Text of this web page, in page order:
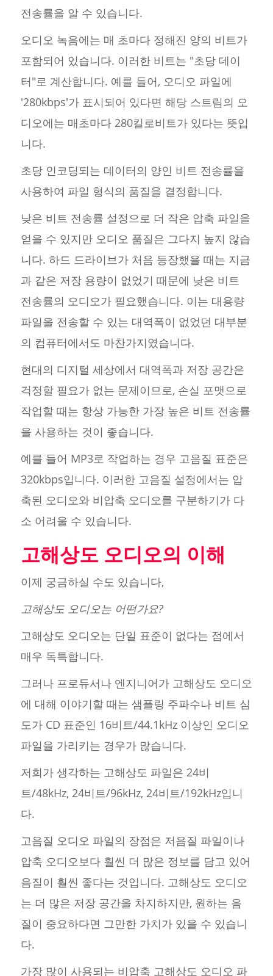
전송률을 알 수 있습니다.
오디오 녹음에는 매 초마다 정해진 양의 비트가
포함되어 있습니다. 이러한 비트는 "초당 데이
터"로 계산합니다. 예를 들어, 오디오 파일에
'280kbps'가 표시되어 있다면 해당 스트림의 오
디오에는 매초마다 280킬로비트가 있다는 뜻입
니다.
초당 인코딩되는 데이터의 양인 비트 전송률을
사용하여 파일 형식의 품질을 결정합니다.
낮은 비트 전송률 설정으로 더 작은 압축 파일을
얻을 수 있지만 오디오 품질은 그다지 높지 않습
니다. 하드 드라이브가 처음 등장했을 때는 지금
과 같은 저장 용량이 없었기 때문에 낮은 비트
전송률의 오디오가 필요했습니다. 이는 대용량
파일을 전송할 수 있는 대역폭이 없었던 대부분
의 컴퓨터에서도 마찬가지였습니다.
현대의 디지털 세상에서 대역폭과 저장 공간은
걱정할 필요가 없는 문제이므로, 손실 포맷으로
작업할 때는 항상 가능한 가장 높은 비트 전송률
을 사용하는 것이 좋습니다.
예를 들어 MP3로 작업하는 경우 고음질 표준은
320kbps입니다. 이러한 고음질 설정에서는 압
축된 오디오와 비압축 오디오를 구분하기가 다
소 어려울 수 있습니다.
고해상도 오디오의 이해
이제 궁금하실 수도 있습니다,
고해상도 오디오는 어떤가요?
고해상도 오디오는 단일 표준이 없다는 점에서
매우 독특합니다.
그러나 프로듀서나 엔지니어가 고해상도 오디오
에 대해 이야기할 때는 샘플링 주파수나 비트 심
도가 CD 표준인 16비트/44.1kHz 이상인 오디오
파일을 가리키는 경우가 많습니다.
저희가 생각하는 고해상도 파일은 24비
트/48kHz, 24비트/96kHz, 24비트/192kHz입니
다.
고음질 오디오 파일의 장점은 저음질 파일이나
압축 오디오보다 훨씬 더 많은 정보를 담고 있어
음질이 훨씬 좋다는 것입니다. 고해상도 오디오
는 더 많은 저장 공간을 차지하지만, 원하는 음
질이 중요하다면 그만한 가치가 있을 수 있습니
다.
가장 많이 사용되는 비압축 고해상도 오디오 파